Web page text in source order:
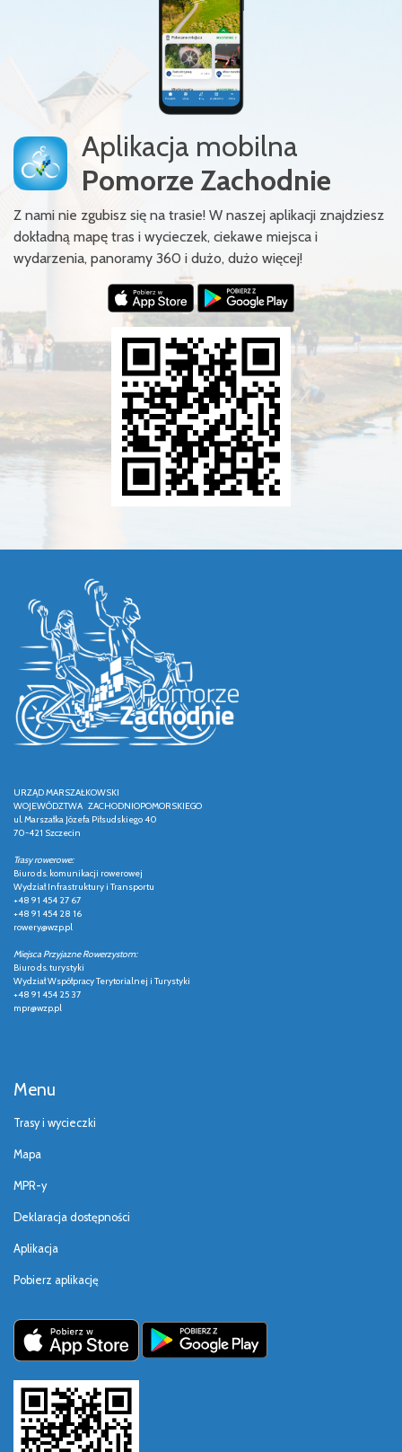
Aplikacja mobilna
Pomorze Zachodnie
Z nami nie zgubisz się na trasie! W naszej aplikacji znajdziesz
dokładną mapę tras i wycieczek, ciekawe miejsca i
wydarzenia, panoramy 360 i dużo, dużo więcej!
URZĄD MARSZAŁKOWSKI
WOJEWÓDZTWA ZACHODNIOPOMORSKIEGO
ul. Marszałka Józefa Piłsudskiego 40
70-421 Szczecin
Trasy rowerowe:
Biuro ds. komunikacji rowerowej
Wydział Infrastruktury i Transportu
+48 91 454 27 67
+48 91 454 28 16
rowery@wzp.pl
Miejsca Przyjazne Rowerzystom:
Biuro ds. turystyki
Wydział Współpracy Terytorialnej i Turystyki
+48 91 454 25 37
mpr@wzp.pl
Menu
Trasy i wycieczki
Mapa
MPR-y
Deklaracja dostępności
Aplikacja
Pobierz aplikację